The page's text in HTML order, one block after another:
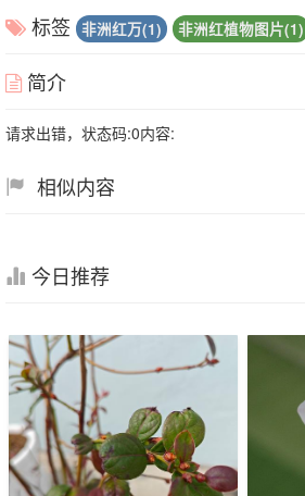
标签 非洲红万(1) 非洲红植物图片(1)
简介
请求出错，状态码:0内容:
相似内容
今日推荐